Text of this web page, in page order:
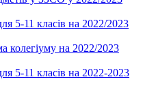
5-11 класів на 2022/2023
колегіуму на 2022/2023
5-11 класів на 2022-2023